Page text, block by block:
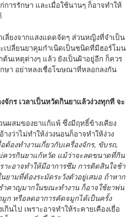
การรักษา และเมื่อใช้นานๆ ก็อาจทำให้
ลี่ยงจากแสงแดดจัดๆ ส่วนหญิงที่จำเป็น
เปลี่ยนยาคุมกำเนิดเป็นชนิดที่มีฮอร์โมน
ต้นเหตุต่างๆ แล้ว ยังเป็นฝ้าอยู่อีก ก็ควร
ษา อย่าหลงเชื่อโฆษณาที่หลอกลงกัน
จักร เวลาเป็นหวัดกินยาแล้วง่วงทุกที จะ
ผสมของยาแก้แพ้ ซึ่งมีฤทธิ์ข้างเคียง
งว่าไม่ทำให้ง่วงนอนก็อาจทำให้ง่วง
อต้องทำงานเกี่ยวกับเครื่องจักร, ขับรถ,
ควรกินยาแก้หวัด แม้ว่าจะลดขนาดที่กิน
าะอาจทำให้มีอาการซึม การติดสินใจช้า
ยามที่ต้องระมัดระวังตัวอยู่เสมอ ถ้าหาก
ำคาญมากในขณะทำงาน ก็อาจใช้ยาพ่น
ก หรือลดอาการคัดจมูกได้เป็นครั้ง
นไป เพราะอาจทำให้ระคายเคืองเยื่อ